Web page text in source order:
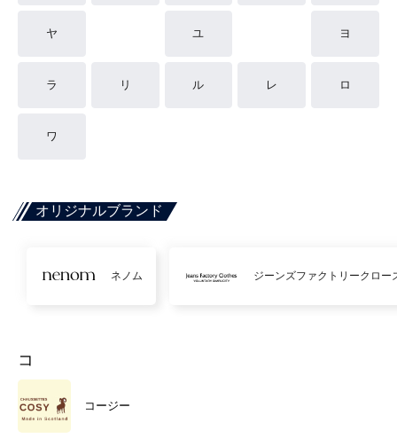
ヤ ユ ヨ
ラ リ ル レ ロ
ワ
オリジナルブランド
ネノム ジーンズファクトリークロー
コ
コージー